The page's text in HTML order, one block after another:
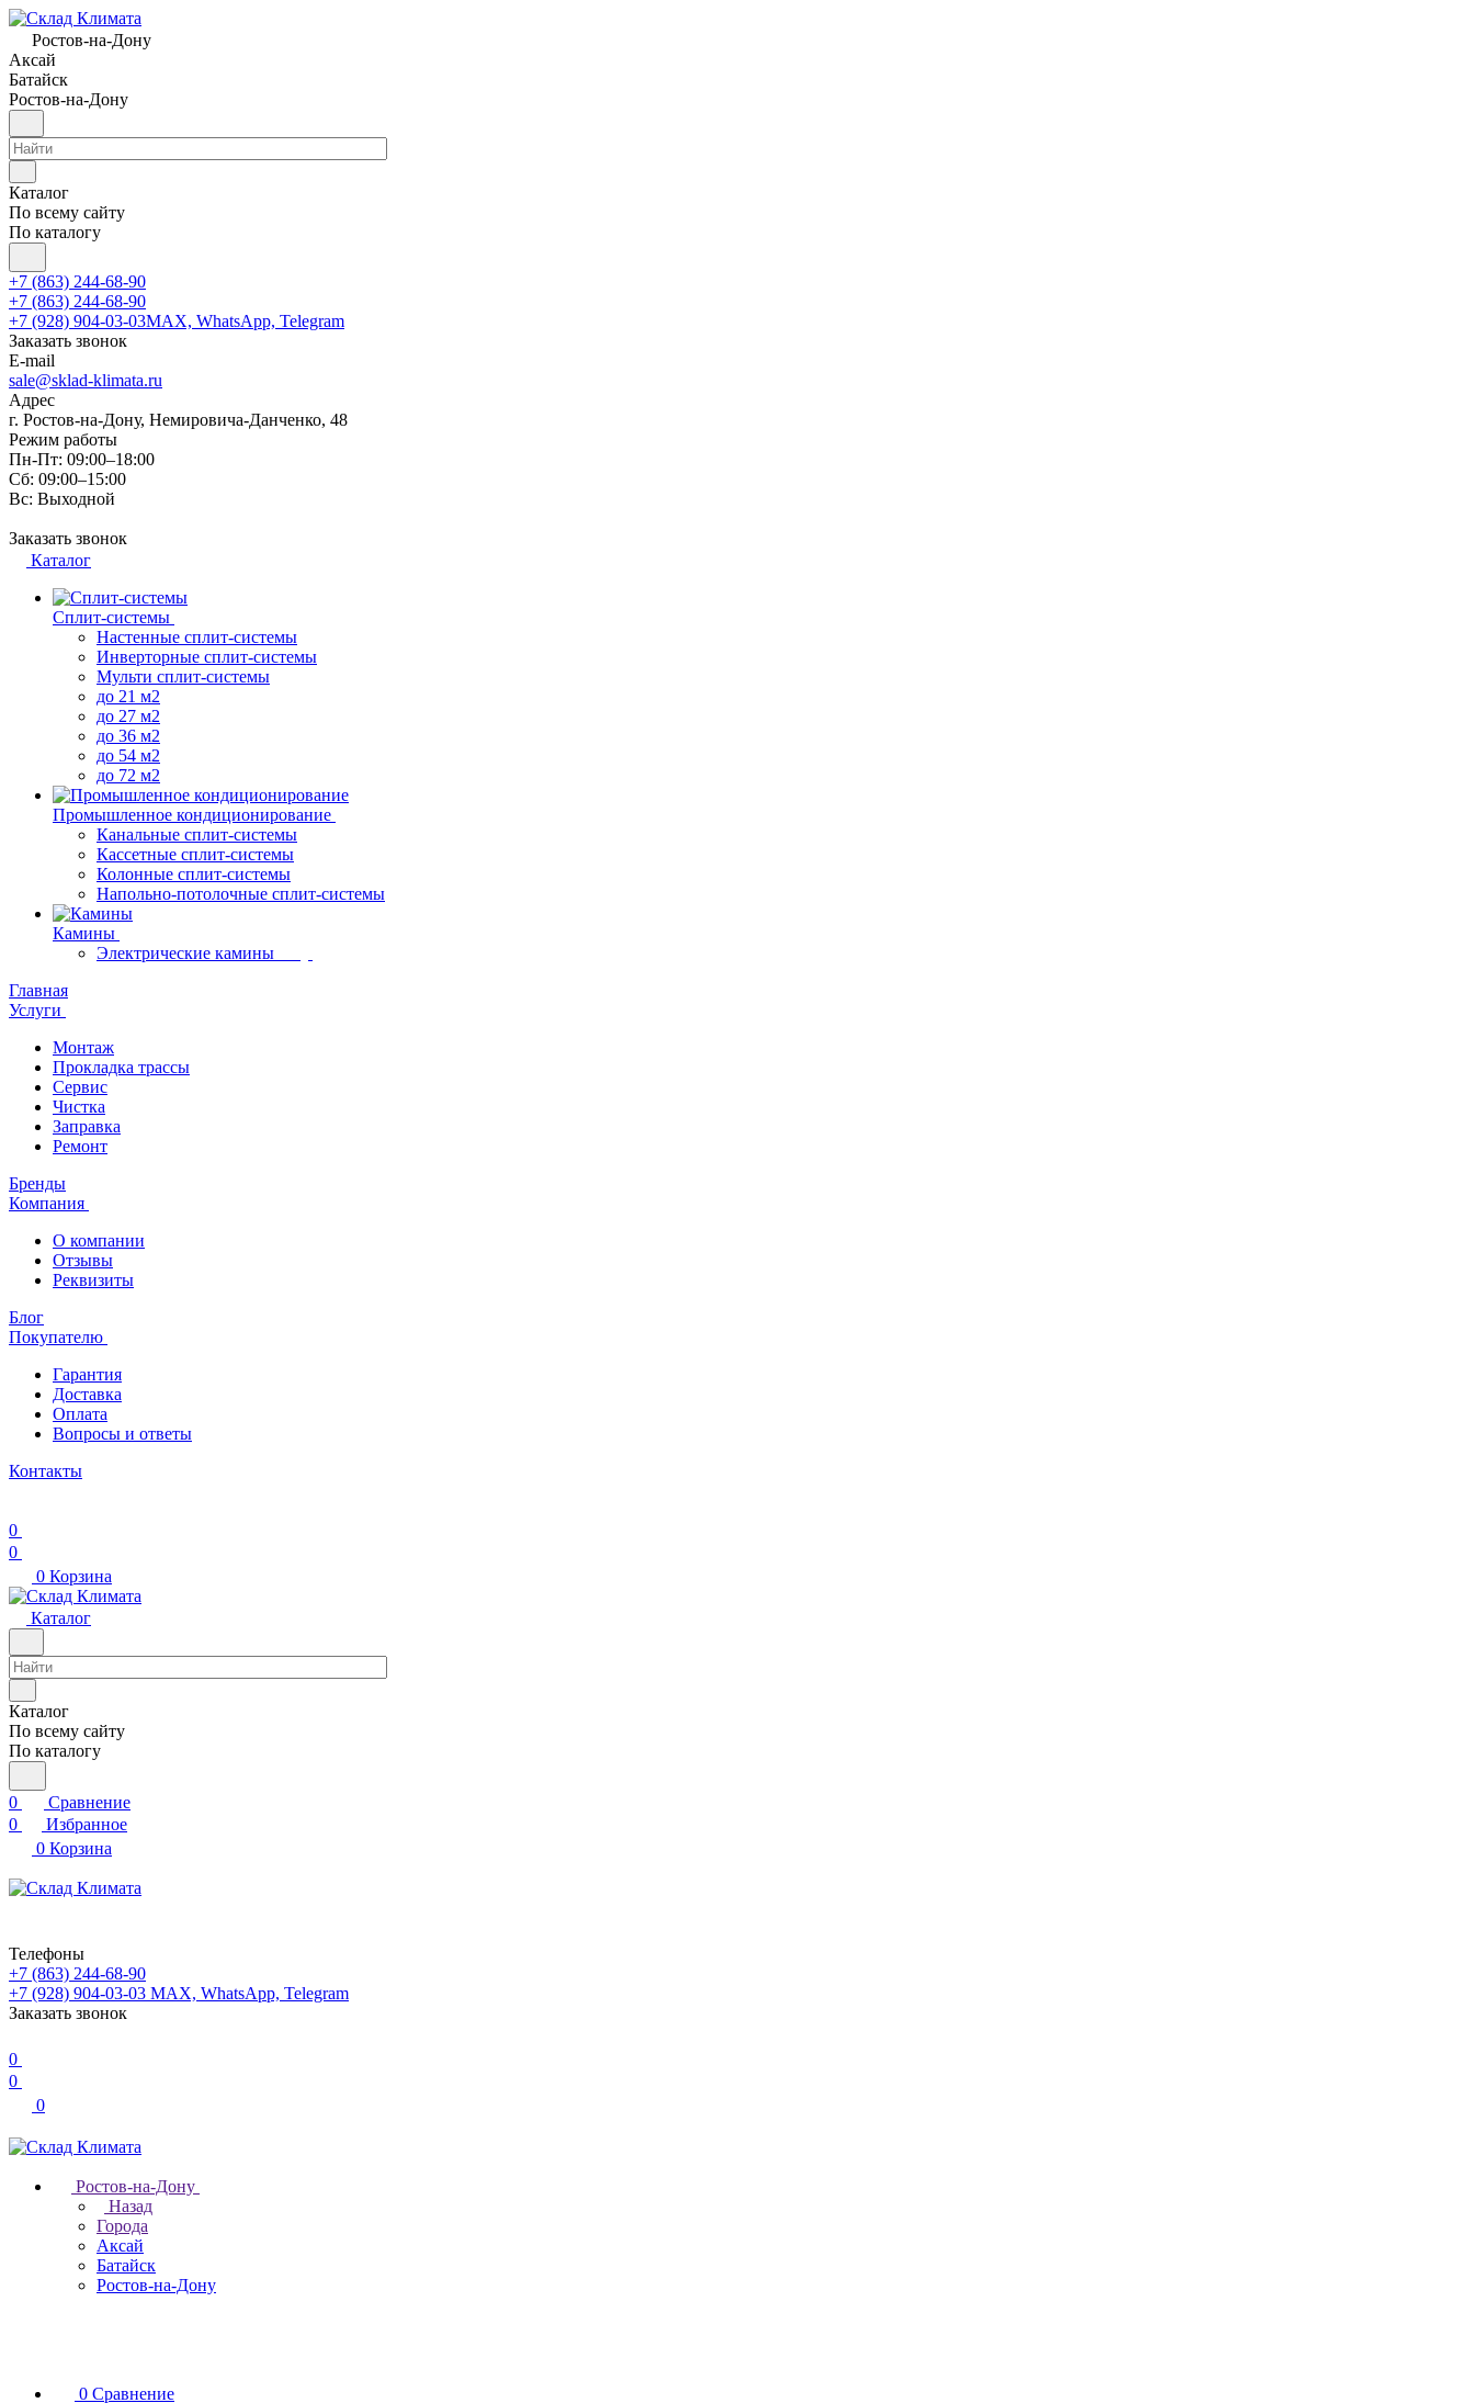
Ростов-на-Дону
Аксай
Батайск
Ростов-на-Дону
Каталог
По всему сайту
По каталогу
+7 (863) 244-68-90
+7 (863) 244-68-90
+7 (928) 904-03-03MAX, WhatsApp, Telegram
Заказать звонок
E-mail
sale@sklad-klimata.ru
Адрес
г. Ростов-на-Дону, Немировича-Данченко, 48
Режим работы
Пн-Пт: 09:00–18:00
Сб: 09:00–15:00
Вс: Выходной
Заказать звонок
Каталог
Сплит-системы
Настенные сплит-системы
Инверторные сплит-системы
Мульти сплит-системы
до 21 м2
до 27 м2
до 36 м2
до 54 м2
до 72 м2
Промышленное кондиционирование
Канальные сплит-системы
Кассетные сплит-системы
Колонные сплит-системы
Напольно-потолочные сплит-системы
Камины
Электрические камины
Главная
Услуги
Монтаж
Прокладка трассы
Сервис
Чистка
Заправка
Ремонт
Бренды
Компания
О компании
Отзывы
Реквизиты
Блог
Покупателю
Гарантия
Доставка
Оплата
Вопросы и ответы
Контакты
0
0
0 Корзина
Каталог
Каталог
По всему сайту
По каталогу
0
Сравнение
0
Избранное
0 Корзина
Телефоны
+7 (863) 244-68-90
+7 (928) 904-03-03 MAX, WhatsApp, Telegram
Заказать звонок
0
0
0
Ростов-на-Дону
Назад
Города
Аксай
Батайск
Ростов-на-Дону
0 Сравнение